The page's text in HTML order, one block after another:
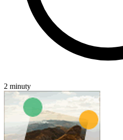
2 minuty